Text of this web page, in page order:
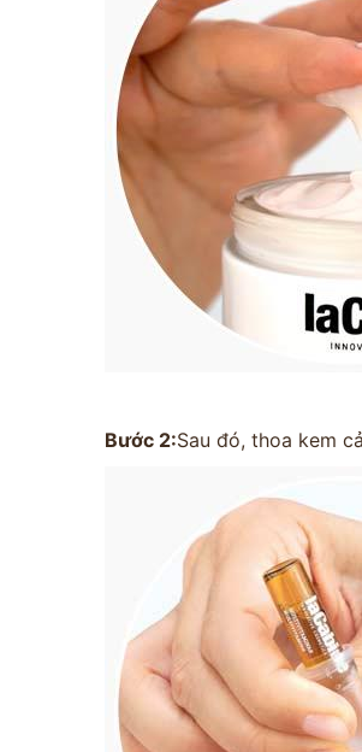
Bước 2:Sau đó, thoa kem